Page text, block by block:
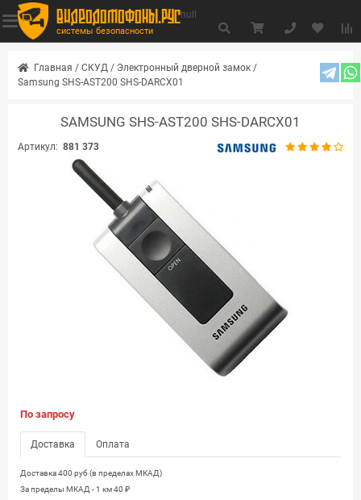
видеодомофоны.рус
системы безопасности
null
Главная / СКУД / Электронный дверной замок /
Samsung SHS-AST200 SHS-DARCX01
SAMSUNG SHS-AST200 SHS-DARCX01
Артикул: 881 373
По запросу
Доставка Оплата
Доставка 400 руб (в пределах МКАД)
За пределы МКАД - 1 км 40 ₽